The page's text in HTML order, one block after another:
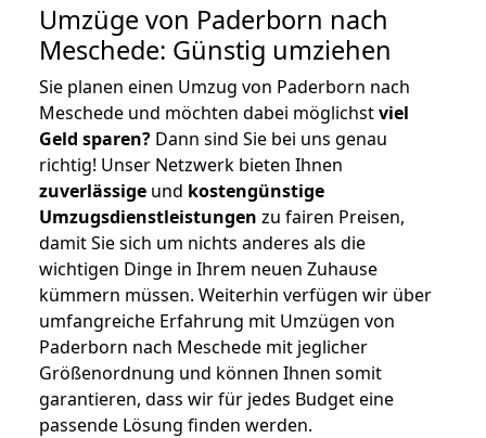
Umzüge von Paderborn nach
Meschede: Günstig umziehen
Sie planen einen Umzug von Paderborn nach
Meschede und möchten dabei möglichstviel
Geld sparen? Dann sind Sie bei uns genau
richtig! Unser Netzwerk bieten Ihnen
zuverlässige und kostengünstige
Umzugsdienstleistungen zu fairen Preisen,
damit Sie sich um nichts anderes als die
wichtigen Dinge in Ihrem neuen Zuhause
kümmern müssen. Weiterhin verfügen wir über
umfangreiche Erfahrung mit Umzügen von
Paderborn nach Meschede mit jeglicher
Größenordnung und können Ihnen somit
garantieren, dass wir für jedes Budget eine
passende Lösung finden werden.